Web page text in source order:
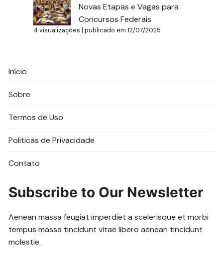
Novas Etapas e Vagas para
Concursos Federais
4 visualizações |publicado em 12/07/2025
Início
Sobre
Termos de Uso
Politicas de Privacidade
Contato
Subscribe to Our Newsletter
Aenean massa feugiat imperdiet a scelerisque et morbi
tempus massa tincidunt vitae libero aenean tincidunt
molestie.